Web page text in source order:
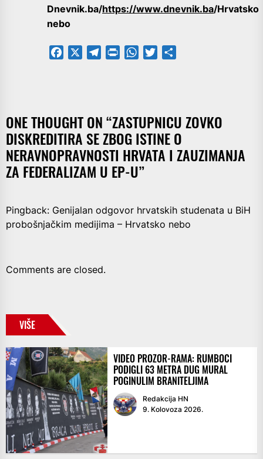
Dnevnik.ba/https://www.dnevnik.ba/Hrvatsko
nebo
Facebook TelegramPrintFriendly
WhatsApp
Twitter
ONE THOUGHT ON “ZASTUPNICU ZOVKO
DISKREDITIRA SE ZBOG ISTINE O
NERAVNOPRAVNOSTI HRVATA I ZAUZIMANJA
ZA FEDERALIZAM U EP-U”
Pingback: Genijalan odgovor hrvatskih studenata u BiH
probošnjačkim medijima – Hrvatsko nebo
Comments are closed.
VIŠE
VIDEO PROZOR-RAMA: RUMBOCI
PODIGLI 63 METRA DUG MURAL
POGINULIM BRANITELJIMA
Redakcija HN
9. Kolovoza 2026.